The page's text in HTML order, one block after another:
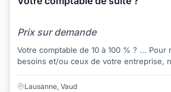
Prix sur demande
Votre comptable de 10 à 100 % ? ... Pour répondre à vos
besoins et/ou ceux de votre entreprise,
prestations administratives et c...
Lausanne, Vaud